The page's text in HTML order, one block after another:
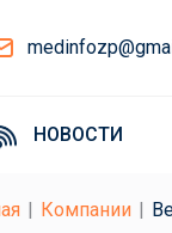
НОВОСТИ
Компании